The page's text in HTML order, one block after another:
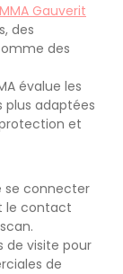
MMA Gauverit
des
des
évalue les
plus adaptées
et
se connecter
le contact
de visite pour
de